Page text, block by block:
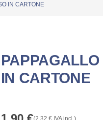
IN CARTONE
IN CARTONE
(2,32 €IVA incl.)